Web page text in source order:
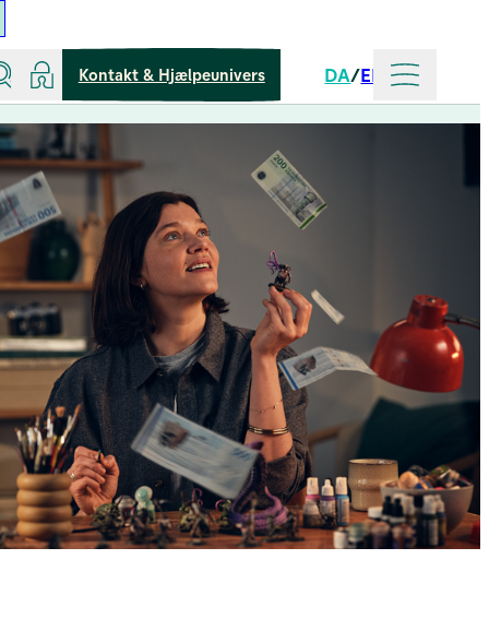
Søg Log indKontakt & Hjælpeunivers
Sprog
DA EN Mere